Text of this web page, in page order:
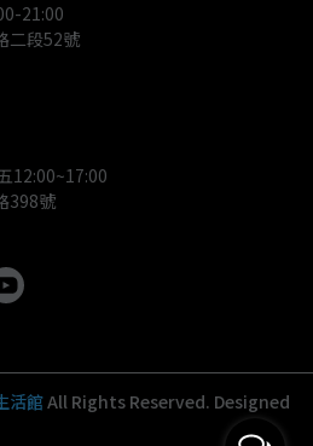
21:00
二段52號
12:00~17:00
398號
活館All Rights Reserved. Designed